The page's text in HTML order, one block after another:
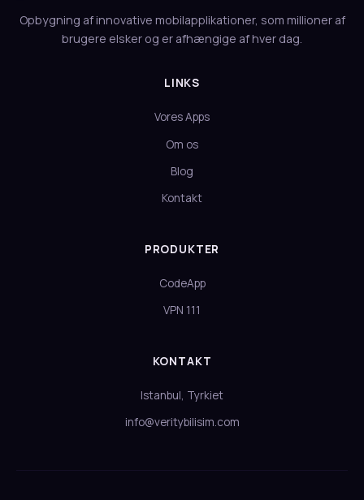
Opbygning af innovative mobilapplikationer, som millioner af
brugere elsker og er afhængige af hver dag.
LINKS
Vores Apps
Om os
Blog
Kontakt
PRODUKTER
CodeApp
VPN 111
KONTAKT
Istanbul, Tyrkiet
info@veritybilisim.com